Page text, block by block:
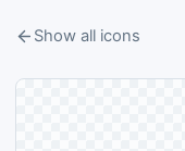
Show all icons